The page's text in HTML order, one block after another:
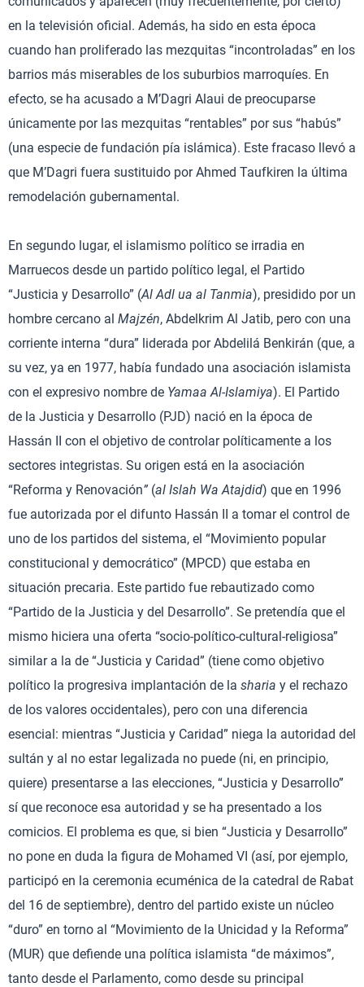
en la televisión oficial. Además, ha sido en esta época
cuando han proliferado las mezquitas “incontroladas” en los
barrios más miserables de los suburbios marroquíes. En
efecto, se ha acusado a M’Dagri Alaui de preocuparse
únicamente por las mezquitas “rentables” por sus “habús”
(una especie de fundación pía islámica). Este fracaso llevó a
que M’Dagri fuera sustituido por Ahmed Taufkiren la última
remodelación gubernamental.
En segundo lugar, el islamismo político se irradia en
Marruecos desde un partido político legal, el Partido
“Justicia y Desarrollo” (Al Adl ua al Tanmia), presidido por un
hombre cercano al Majzén, Abdelkrim Al Jatib, pero con una
corriente interna “dura” liderada por Abdelilá Benkirán (que, a
su vez, ya en 1977, había fundado una asociación islamista
con el expresivo nombre de Yamaa Al-Islamiya). El Partido
de la Justicia y Desarrollo (PJD) nació en la época de
Hassán II con el objetivo de controlar políticamente a los
sectores integristas. Su origen está en la asociación
“Reforma y Renovación” (al Islah Wa Atajdid) que en 1996
fue autorizada por el difunto Hassán II a tomar el control de
uno de los partidos del sistema, el “Movimiento popular
constitucional y democrático” (MPCD) que estaba en
situación precaria. Este partido fue rebautizado como
“Partido de la Justicia y del Desarrollo”. Se pretendía que el
mismo hiciera una oferta “socio-político-cultural-religiosa”
similar a la de “Justicia y Caridad” (tiene como objetivo
político la progresiva implantación de la sharia y el rechazo
de los valores occidentales), pero con una diferencia
esencial: mientras “Justicia y Caridad” niega la autoridad del
sultán y al no estar legalizada no puede (ni, en principio,
quiere) presentarse a las elecciones, “Justicia y Desarrollo”
sí que reconoce esa autoridad y se ha presentado a los
comicios. El problema es que, si bien “Justicia y Desarrollo”
no pone en duda la figura de Mohamed VI (así, por ejemplo,
participó en la ceremonia ecuménica de la catedral de Rabat
del 16 de septiembre), dentro del partido existe un núcleo
“duro” en torno al “Movimiento de la Unicidad y la Reforma”
(MUR) que defiende una política islamista “de máximos”,
tanto desde el Parlamento, como desde su principal